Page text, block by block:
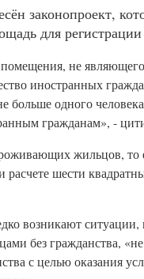
законопроект,
для
не
иностранных
больше одного
гражданам», -
жильцов, то
расчете шести
возникают
без гражданства,
с целью оказания